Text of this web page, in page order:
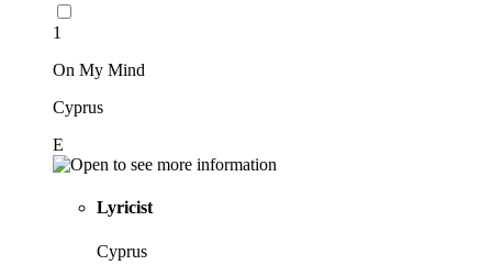
1
On My Mind
Cyprus
E
Lyricist
Cyprus